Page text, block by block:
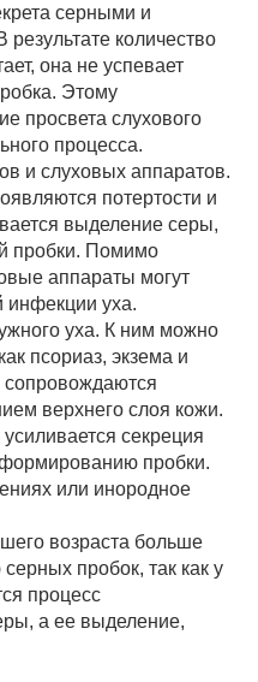
серными и
количество
она не успевает
Этому
просвета слухового
процесса.
и слуховых аппаратов.
потертости и
выделение серы,
пробки. Помимо
аппараты могут
инфекции уха.
уха. К ним можно
псориаз, экзема и
сопровождаются
верхнего слоя кожи.
секреция
пробки.
или инородное
возраста больше
пробок, так как у
процесс
а ее выделение,